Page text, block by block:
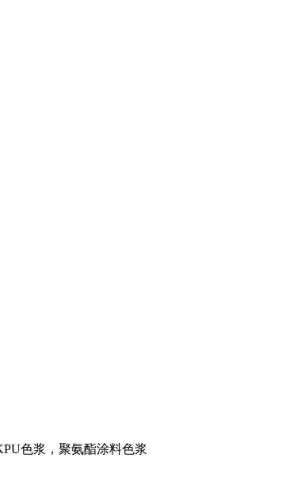
色浆，聚氨酯涂料色浆